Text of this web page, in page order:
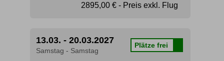
2895,00 € - Preis exkl. Flug
13.03. - 20.03.2027
Samstag - Samstag
Plätze frei